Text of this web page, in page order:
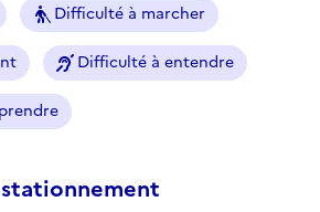
Difficulté à marcher
Difficulté à entendre